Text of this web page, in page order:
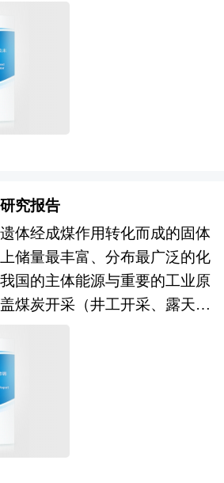
招商合作 2、用于国家发展和
银行贷款 4、用于境外投资项
上市的招股说明书 6、用于申
研究报告是在制定某一建设或
项目实施的可能性、有效性、
进行具体、深入、细致的技术
内容是要求以全面、系统的分
效益为核心，围绕影响项目的
的数据资料论证拟建项目是否
研究提出综合分析评价，指出
结论的需要，往往还需要加上
报告的说服力。 可行性研究
有决定性意义的工作，是在投
项目进行全面技术经济分析论
资管理中，可行性研究是指对
、社会、经济、技术等进行调
测建成后的社会经济效益。在
运营能力，其业务覆盖生活垃
置、危险废物处理等多个领
等模式深度参与城市环境基
业监管趋严与技术门槛提高，
合压力，而大型企业通过技术
式进一步扩大市场份额。 中
场虽起步较晚，但近年来呈现
开发”“乡村振兴”等战略推
化率提升，生活垃圾产生量增
以满足处理需求，为垃圾发电
。同时，国家政策对中西部环
斜，以及东部地区技术与经验
研普华咨询公司领衔撰写，在
基础上，主要依据了国 家统
国家生态环境部、国家能源
业协会、中国循环经济协
、全国及海外多种相关报刊杂
公布和提供的大量资料，对
从产业范畴来看，水务产业涵
水工程（原水供应、水库调
游供水与排水系统（自来水
供水、泵站提升），以及下游
污水处理厂、再生水厂、污泥
）的完整产业链条。按照业务
（水务工程、设备制造、技术
治理等多元体系。随着水资源
文明建设深入推进，水务产业
服务价值驱动、从末端治理向
业边界不断向智慧水务、水环
水资源开发、水务碳中和等新
，中国水务产业正处于市场化
展转型的关键攻坚期。经过多
国企整合，我国已形成以大型
方水务企业为基础、社会资本
水普及率与污水处理率大幅提
究报告
体经成煤作用转化而成的固体
储量最丰富、分布最广泛的化
国的主体能源与重要的工业原
煤炭开采（井工开采、露天开
化工、煤制油、煤制气、煤制
、贸易、储备等全链条环节，
学、化学工程、机械工程、安
融合，具有资源依赖性强、安
影响显著、周期性波动明显的
能源安全的"压舱石"与基础工